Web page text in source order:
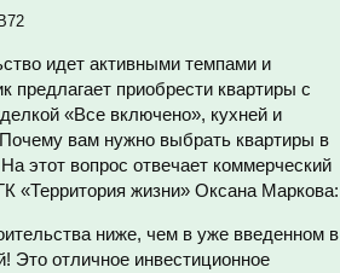
идет активными темпами и
предлагает приобрести квартиры с
«Все включено», кухней и
вам нужно выбрать квартиры в
этот вопрос отвечает коммерческий
«Территория жизни» Оксана Маркова:
ниже, чем в уже введенном в
Это отличное инвестиционное